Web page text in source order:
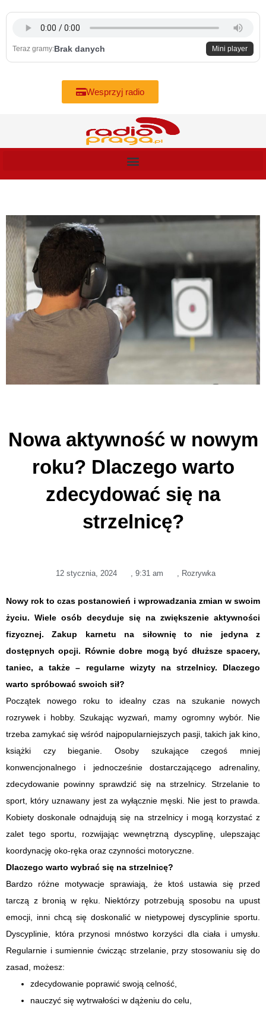
content
Teraz gramy:Brak danych Mini player
Wesprzyj radio
Nowa aktywność w nowym
roku? Dlaczego warto
zdecydować się na
strzelnicę?
12 stycznia, 2024 , 9:31 am , Rozrywka
Nowy rok to czas postanowień i wprowadzania zmian w swoim
życiu. Wiele osób decyduje się na zwiększenie aktywności
fizycznej. Zakup karnetu na siłownię to nie jedyna z
dostępnych opcji. Równie dobre mogą być dłuższe spacery,
taniec, a także – regularne wizyty na strzelnicy. Dlaczego
warto spróbować swoich sił?
Początek nowego roku to idealny czas na szukanie nowych
rozrywek i hobby. Szukając wyzwań, mamy ogromny wybór. Nie
trzeba zamykać się wśród najpopularniejszych pasji, takich jak kino,
książki czy bieganie. Osoby szukające czegoś mniej
konwencjonalnego i jednocześnie dostarczającego adrenaliny,
zdecydowanie powinny sprawdzić się na strzelnicy. Strzelanie to
sport, który uznawany jest za wyłącznie męski. Nie jest to prawda.
Kobiety doskonale odnajdują się na strzelnicy i mogą korzystać z
zalet tego sportu, rozwijając wewnętrzną dyscyplinę, ulepszając
koordynację oko-ręka oraz czynności motoryczne.
Dlaczego warto wybrać się na strzelnicę?
Bardzo różne motywacje sprawiają, że ktoś ustawia się przed
tarczą z bronią w ręku. Niektórzy potrzebują sposobu na upust
emocji, inni chcą się doskonalić w nietypowej dyscyplinie sportu.
Dyscyplinie, która przynosi mnóstwo korzyści dla ciała i umysłu.
Regularnie i sumiennie ćwicząc strzelanie, przy stosowaniu się do
zasad, możesz:
zdecydowanie poprawić swoją celność,
nauczyć się wytrwałości w dążeniu do celu,